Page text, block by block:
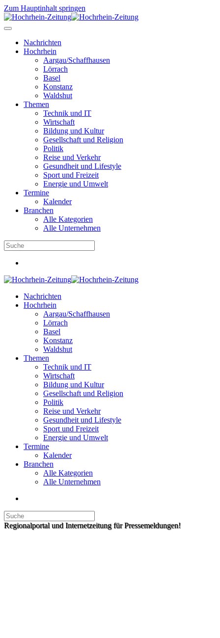
Zum Hauptinhalt springen
Nachrichten
Hochrhein
Aargau/Schaffhausen
Lörrach
Basel
Konstanz
Waldshut
Themen
Technik und IT
Wirtschaft
Bildung und Kultur
Gesellschaft und Religion
Politik
Reise und Verkehr
Gesundheit und Lifestyle
Sport und Freizeit
Energie und Umwelt
Termine
Kalender
Branchen
Alle Kategorien
Alle Unternehmen
Nachrichten
Hochrhein
Aargau/Schaffhausen
Lörrach
Basel
Konstanz
Waldshut
Themen
Technik und IT
Wirtschaft
Bildung und Kultur
Gesellschaft und Religion
Politik
Reise und Verkehr
Gesundheit und Lifestyle
Sport und Freizeit
Energie und Umwelt
Termine
Kalender
Branchen
Alle Kategorien
Alle Unternehmen
Regionalportal und Internetzeitung für Pressemeldungen!